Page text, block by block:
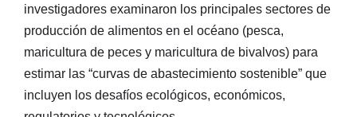
investigadores examinaron los principales sectores de
producción de alimentos en el océano (pesca,
maricultura de peces y maricultura de bivalvos) para
estimar las “curvas de abastecimiento sostenible” que
incluyen los desafíos ecológicos, económicos,